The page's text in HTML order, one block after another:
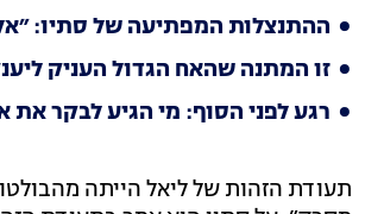
ההתנצלות המפתיעה של סתיו:
זו המתנה שהאח הגדול העניק
רגע לפני הסוף: מי הגיע לבקר את
תעודת הזהות של ליאל הייתה